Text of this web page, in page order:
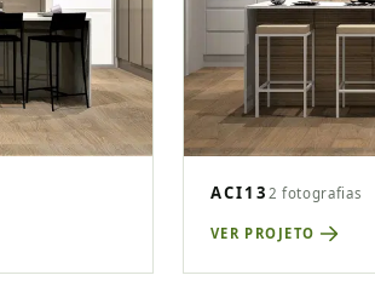
ACI13 2 fotografias
VER PROJETO